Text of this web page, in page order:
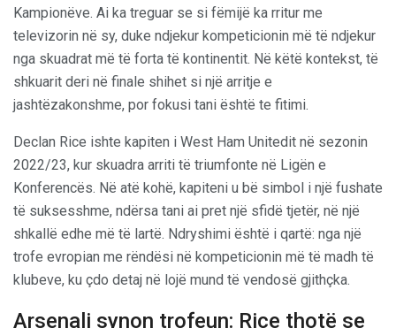
Kampionëve. Ai ka treguar se si fëmijë ka rritur me
televizorin në sy, duke ndjekur kompeticionin më të ndjekur
nga skuadrat më të forta të kontinentit. Në këtë kontekst, të
shkuarit deri në finale shihet si një arritje e
jashtëzakonshme, por fokusi tani është te fitimi.
Declan Rice ishte kapiten i West Ham Unitedit në sezonin
2022/23, kur skuadra arriti të triumfonte në Ligën e
Konferencës. Në atë kohë, kapiteni u bë simbol i një fushate
të suksesshme, ndërsa tani ai pret një sfidë tjetër, në një
shkallë edhe më të lartë. Ndryshimi është i qartë: nga një
trofe evropian me rëndësi në kompeticionin më të madh të
klubeve, ku çdo detaj në lojë mund të vendosë gjithçka.
Arsenali synon trofeun: Rice thotë se